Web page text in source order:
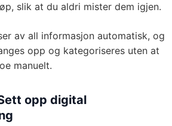
slik at du aldri mister dem igjen.
av all informasjon automatisk, og
opp og kategoriseres uten at
manuelt.
opp digital